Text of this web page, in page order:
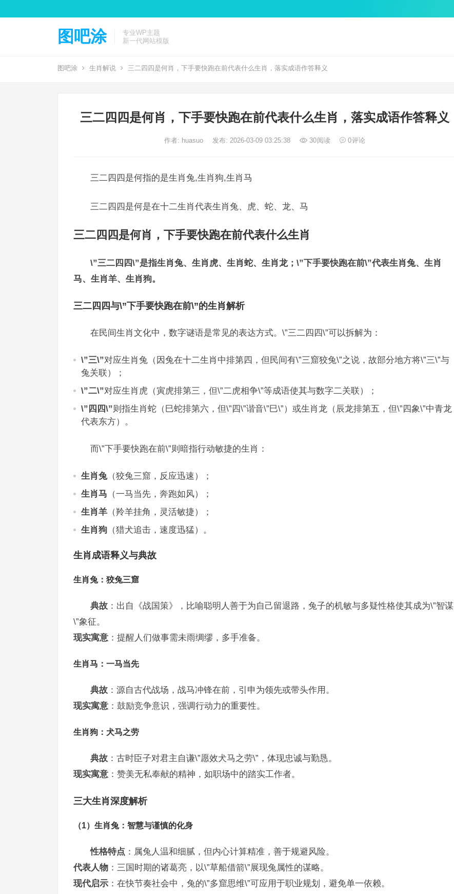
图吧涂
专业WP主题
新一代网站模版
图吧涂 生肖解说 三二四四是何肖，下手要快跑在前代表什么生肖，落实成语作答释义
三二四四是何肖，下手要快跑在前代表什么生肖，落实成语作答释义
作者: huasuo 发布: 2026-03-09 03:25:38 30阅读 0评论
三二四四是何指的是生肖兔,生肖狗,生肖马
三二四四是何是在十二生肖代表生肖兔、虎、蛇、龙、马
三二四四是何肖，下手要快跑在前代表什么生肖
\”三二四四\”是指生肖兔、生肖虎、生肖蛇、生肖龙；\”下手要快跑在前\”代表生肖兔、生肖
马、生肖羊、生肖狗。
三二四四与\”下手要快跑在前\”的生肖解析
在民间生肖文化中，数字谜语是常见的表达方式。\”三二四四\”可以拆解为：
\”三\”对应生肖兔（因兔在十二生肖中排第四，但民间有\”三窟狡兔\”之说，故部分地方将\”三\”与
兔关联）；
\”二\”对应生肖虎（寅虎排第三，但\”二虎相争\”等成语使其与数字二关联）；
\”四四\”则指生肖蛇（巳蛇排第六，但\”四\”谐音\”巳\”）或生肖龙（辰龙排第五，但\”四象\”中青龙
代表东方）。
而\”下手要快跑在前\”则暗指行动敏捷的生肖：
生肖兔（狡兔三窟，反应迅速）；
生肖马 （一马当先，奔跑如风）；
生肖羊 （羚羊挂角，灵活敏捷）；
生肖狗 （猎犬追击，速度迅猛）。
生肖成语释义与典故
生肖兔：狡兔三窟
典故 ：出自《战国策》，比喻聪明人善于为自己留退路，兔子的机敏与多疑性格使其成为\”智谋
\”象征。
现实寓意 ：提醒人们做事需未雨绸缪，多手准备。
生肖马：一马当先
典故 ：源自古代战场，战马冲锋在前，引申为领先或带头作用。
现实寓意 ：鼓励竞争意识，强调行动力的重要性。
生肖狗：犬马之劳
典故 ：古时臣子对君主自谦\”愿效犬马之劳\”，体现忠诚与勤恳。
现实寓意 ：赞美无私奉献的精神，如职场中的踏实工作者。
三大生肖深度解析
（1）生肖兔：智慧与谨慎的化身
性格特点 ：属兔人温和细腻，但内心计算精准，善于规避风险。
代表人物 ：三国时期的诸葛亮，以\”草船借箭\”展现兔属性的谋略。
现代启示 ：在快节奏社会中，兔的\”多窟思维\”可应用于职业规划，避免单一依赖。